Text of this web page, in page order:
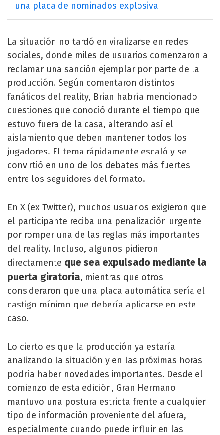
una placa de nominados explosiva
La situación no tardó en viralizarse en redes
sociales, donde miles de usuarios comenzaron a
reclamar una sanción ejemplar por parte de la
producción. Según comentaron distintos
fanáticos del reality, Brian habría mencionado
cuestiones que conoció durante el tiempo que
estuvo fuera de la casa, alterando así el
aislamiento que deben mantener todos los
jugadores. El tema rápidamente escaló y se
convirtió en uno de los debates más fuertes
entre los seguidores del formato.
En X (ex Twitter), muchos usuarios exigieron que
el participante reciba una penalización urgente
por romper una de las reglas más importantes
del reality. Incluso, algunos pidieron
directamente que sea expulsado mediante la
puerta giratoria, mientras que otros
consideraron que una placa automática sería el
castigo mínimo que debería aplicarse en este
caso.
Lo cierto es que la producción ya estaría
analizando la situación y en las próximas horas
podría haber novedades importantes. Desde el
comienzo de esta edición, Gran Hermano
mantuvo una postura estricta frente a cualquier
tipo de información proveniente del afuera,
especialmente cuando puede influir en las